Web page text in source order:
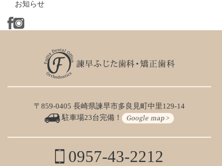
お知らせ
〒859-0405 長崎県諫早市多良見町中里129-14
駐車場23台完備！
0957-43-2212